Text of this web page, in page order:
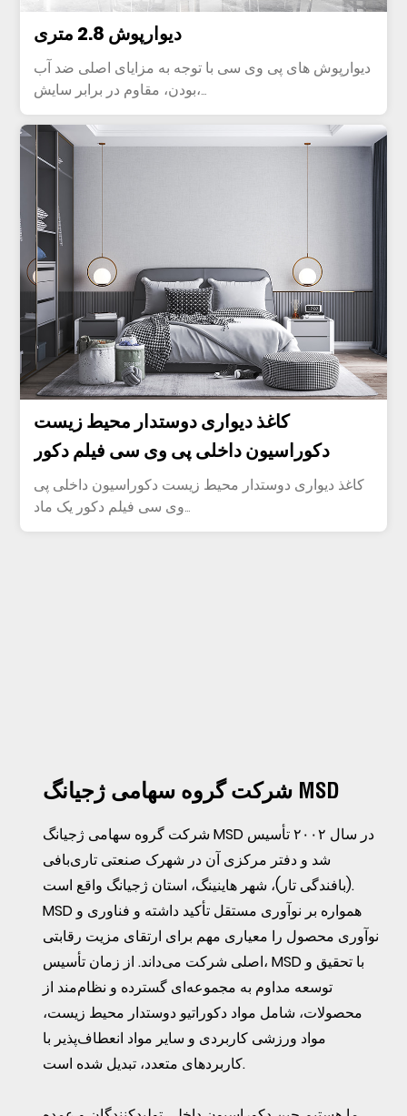
دیوارپوش 2.8 متری
دیوارپوش های پی وی سی با توجه به مزایای اصلی ضد آب
بودن، مقاوم در برابر سایش،...
کاغذ دیواری دوستدار محیط زیست
دکوراسیون داخلی پی وی سی فیلم دکور
کاغذ دیواری دوستدار محیط زیست دکوراسیون داخلی پی
وی سی فیلم دکور یک ماد...
شرکت گروه سهامی ژجیانگ MSD
شرکت گروه سهامی ژجیانگ MSD در سال ۲۰۰۲ تأسیس
شد و دفتر مرکزی آن در شهرک صنعتی تاری‌بافی
(بافندگی تار)، شهر هاینینگ، استان ژجیانگ واقع است.
MSD همواره بر نوآوری مستقل تأکید داشته و فناوری و
نوآوری محصول را معیاری مهم برای ارتقای مزیت رقابتی
اصلی شرکت می‌داند. از زمان تأسیس، MSD با تحقیق و
توسعه مداوم به مجموعه‌ای گسترده و نظام‌مند از
محصولات، شامل مواد دکوراتیو دوستدار محیط زیست،
مواد ورزشی کاربردی و سایر مواد انعطاف‌پذیر با
کاربردهای متعدد، تبدیل شده است.